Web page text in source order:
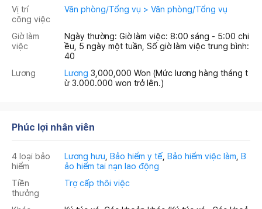
Vị trí
công việc
Văn phòng/Tổng vụ > Văn phòng/Tổng vụ
Giờ làm
việc
Ngày thường: Giờ làm việc: 8:00 sáng - 5:00 chi
ều, 5 ngày một tuần, Số giờ làm việc trung bình:
40
Lương
Lương 3,000,000 Won (Mức lương hàng tháng t
ừ 3.000.000 won trở lên.)
Phúc lợi nhân viên
4 loại bảo
hiểm
Lương hưu Bảo hiểm y tế Bảo hiểm việc làm B
ảo hiểm tai nạn lao động
Tiền
thưởng
Trợ cấp thôi việc